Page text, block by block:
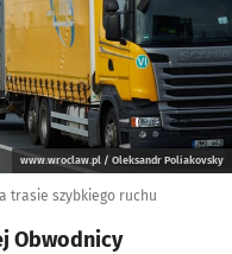
www.wroclaw.pl / Oleksandr Poliakovsky
trasie szybkiego ruchu
Obwodnicy